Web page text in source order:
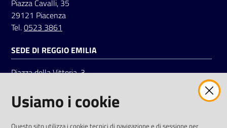
Piazza Cavalli, 35
29121 Piacenza
Tel.0523 3861
SEDE DI REGGIO EMILIA
Piazza della Vittoria, 3
Tel.0522 7961
Usiamo i cookie
Questo sito utilizza i cookie tecnici di navigazione e di sessione per